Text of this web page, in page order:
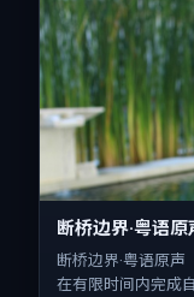
断桥边界·粤语原
断桥边界·粤语原
在有限时间内完成